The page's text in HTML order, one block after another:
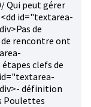
Qui peut gérer
id="textarea-
de
de rencontre ont
clefs de
définition
Poulettes